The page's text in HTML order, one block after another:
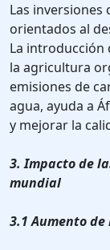
Las inversiones
orientados al
La introducción
la agricultura
emisiones de
agua, ayuda a
y mejorar la
3. Impacto de
mundial
3.1 Aumento